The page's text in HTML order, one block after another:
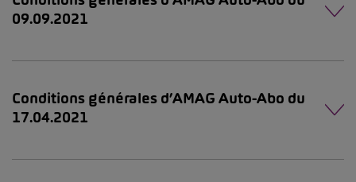
09.09.2021
Conditions générales d’AMAG Auto-Abo du
17.04.2021